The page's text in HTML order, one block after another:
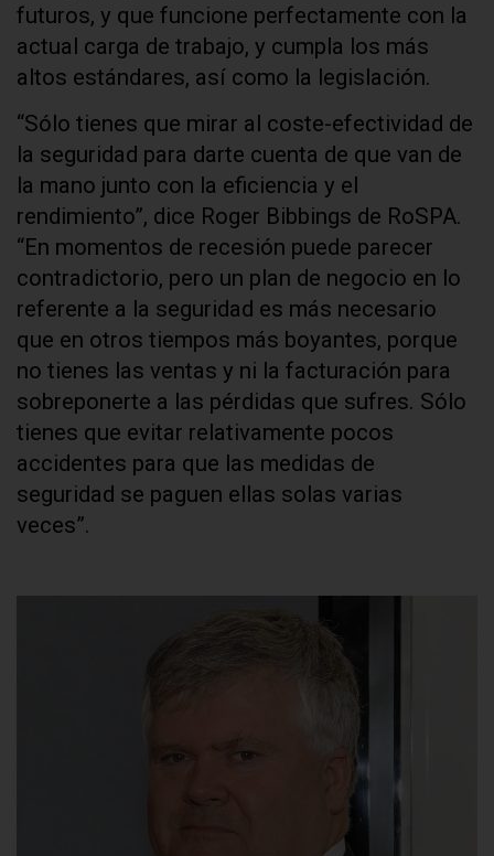
futuros, y que funcione perfectamente con la
actual carga de trabajo, y cumpla los más
altos estándares, así como la legislación.
“Sólo tienes que mirar al coste-efectividad de
la seguridad para darte cuenta de que van de
la mano junto con la eficiencia y el
rendimiento”, dice Roger Bibbings de RoSPA.
“En momentos de recesión puede parecer
contradictorio, pero un plan de negocio en lo
referente a la seguridad es más necesario
que en otros tiempos más boyantes, porque
no tienes las ventas y ni la facturación para
sobreponerte a las pérdidas que sufres. Sólo
tienes que evitar relativamente pocos
accidentes para que las medidas de
seguridad se paguen ellas solas varias
veces”.